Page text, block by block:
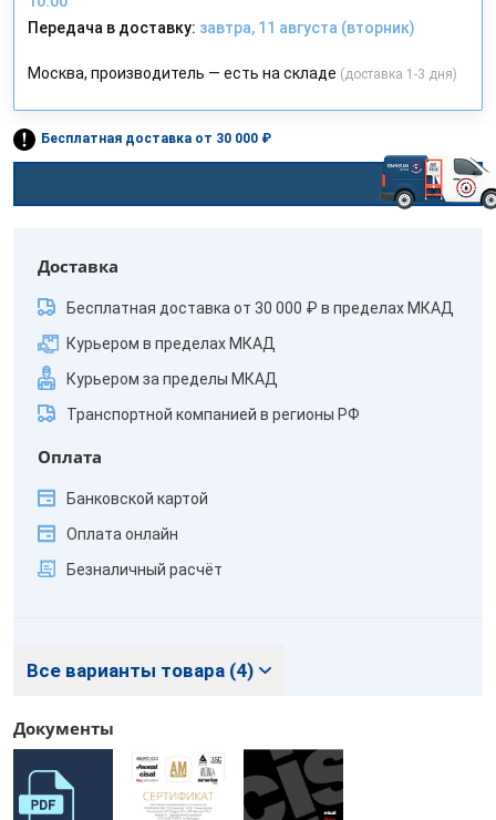
Передача в доставку: завтра, 11 августа (вторник)
Москва, производитель — есть на складе (доставка 1-3 дня)
Бесплатная доставка от 30 000 ₽
Доставка
Бесплатная доставка от 30 000 ₽ в пределах МКАД
Курьером в пределах МКАД
Курьером за пределы МКАД
Транспортной компанией в регионы РФ
Оплата
Банковской картой
Оплата онлайн
Безналичный расчёт
Все варианты товара (4)
Документы